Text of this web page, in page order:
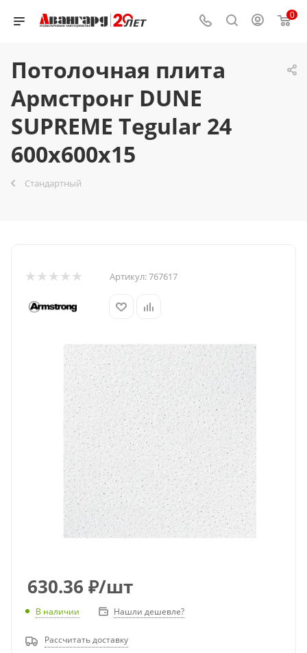
0
Потолочная плита
Армстронг DUNE
SUPREME Tegular 24
600x600x15
Стандартный
Артикул:767617
630.36 ₽/шт
В наличии Нашли дешевле?
Рассчитать доставку